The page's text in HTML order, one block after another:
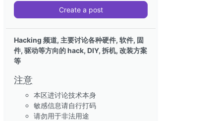
Create a post
Hacking 频道, 主要讨论各种硬件, 软件, 固
件, 驱动等方向的 hack, DIY, 拆机, 改装方案
等
注意
本区进讨论技术本身
敏感信息请自行打码
请勿用于非法用途